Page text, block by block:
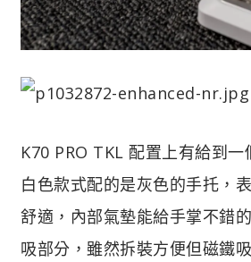
K70 PRO TKL 配置上有給到一
白色款式配的是灰色的手托，
舒適，內部氣墊能給手掌不錯
吸部分，雖然拆裝方便但磁鐵